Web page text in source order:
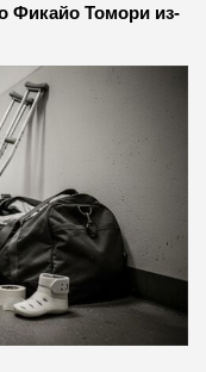
Фикайо Томори из-